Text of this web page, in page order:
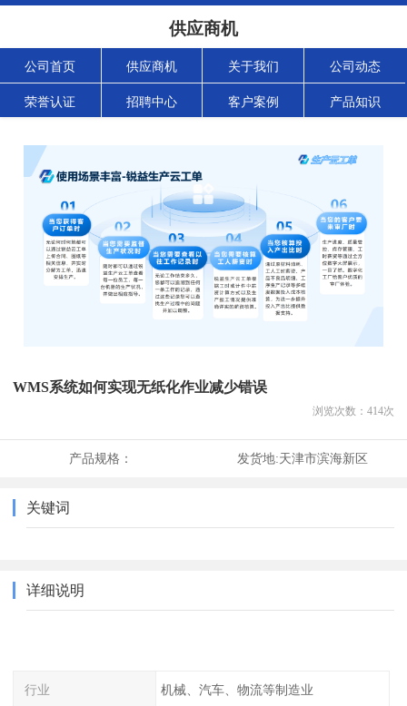
供应商机
公司首页 供应商机 关于我们 公司动态
荣誉认证 招聘中心 客户案例 产品知识
WMS系统如何实现无纸化作业减少错误
浏览次数： 414次
产品规格： 发货地:天津市滨海新区
关键词
详细说明
行业 机械、汽车、物流等制造业